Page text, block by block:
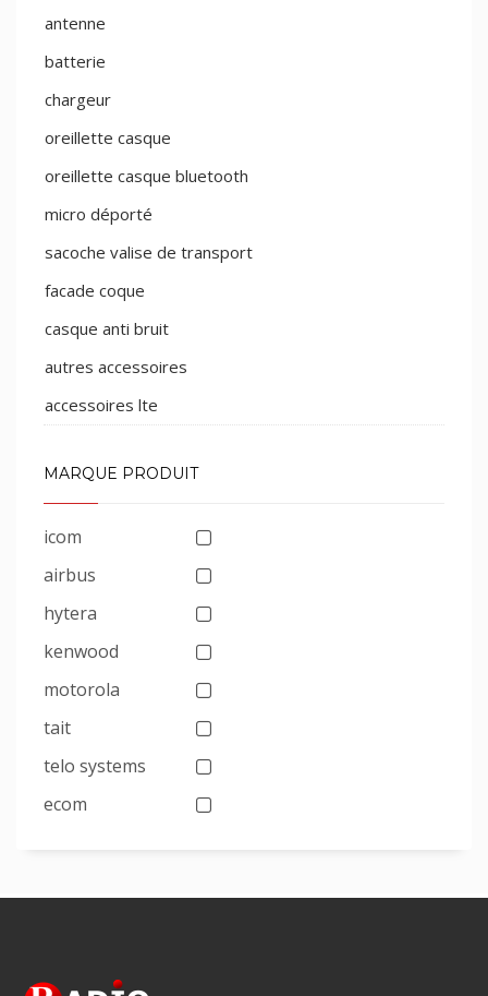
antenne
batterie
chargeur
oreillette casque
oreillette casque bluetooth
micro déporté
sacoche valise de transport
facade coque
casque anti bruit
autres accessoires
accessoires lte
MARQUE PRODUIT
icom
airbus
hytera
kenwood
motorola
tait
telo systems
ecom